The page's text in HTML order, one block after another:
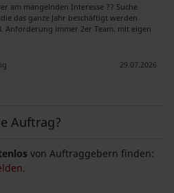
am mangelnden Interesse ?? Suche
das ganze Jahr beschäftigt werden
Anforderung immer 2er Team. mit eigen
29.07.2026
Auftrag?
von Auftraggebern finden: